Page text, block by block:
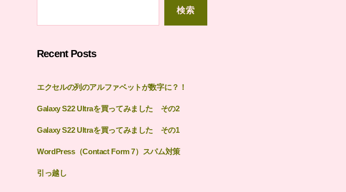
検索
Recent Posts
エクセルの列のアルファベットが数字に？！
Galaxy S22 Ultraを買ってみました その2
Galaxy S22 Ultraを買ってみました その1
WordPress（Contact Form 7）スパム対策
引っ越し